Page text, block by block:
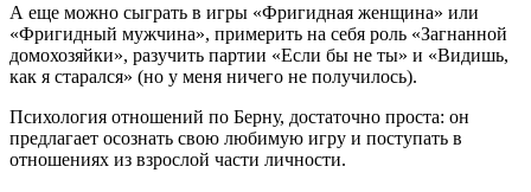
А еще можно сыграть в игры «Фригидная женщина» или
«Фригидный мужчина», примерить на себя роль «Загнанной
домохозяйки», разучить партии «Если бы не ты» и «Видишь,
как я старался» (но у меня ничего не получилось).
Психология отношений по Берну, достаточно проста: он
предлагает осознать свою любимую игру и поступать в
отношениях из взрослой части личности.